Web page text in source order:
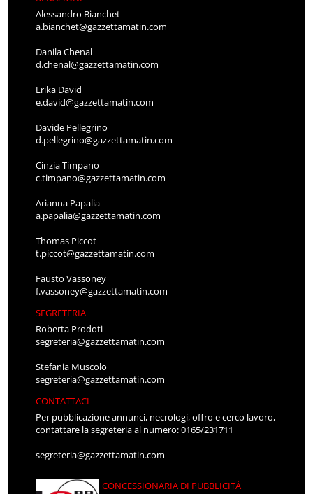
Alessandro Bianchet
a.bianchet@gazzettamatin.com
Danila Chenal
d.chenal@gazzettamatin.com
Erika David
e.david@gazzettamatin.com
Davide Pellegrino
d.pellegrino@gazzettamatin.com
Cinzia Timpano
c.timpano@gazzettamatin.com
Arianna Papalia
a.papalia@gazzettamatin.com
Thomas Piccot
t.piccot@gazzettamatin.com
Fausto Vassoney
f.vassoney@gazzettamatin.com
SEGRETERIA
Roberta Prodoti
segreteria@gazzettamatin.com
Stefania Muscolo
segreteria@gazzettamatin.com
CONTATTACI
Per pubblicazione annunci, necrologi, offro e cerco lavoro,
contattare la segreteria al numero: 0165/231711
segreteria@gazzettamatin.com
CONCESSIONARIA DI PUBBLICITÀ